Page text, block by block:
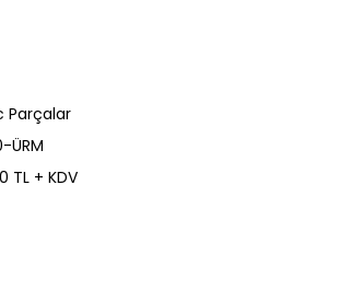
Parçalar
ÜRM
TL + KDV